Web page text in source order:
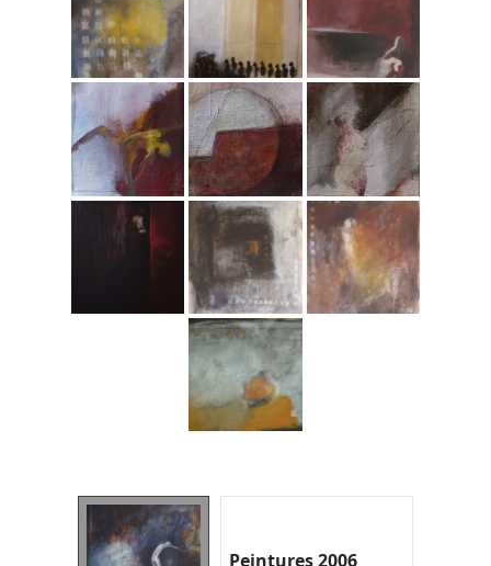
Peintures 2006